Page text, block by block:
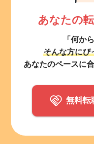
あなたの
「何か
そんな方にぴ
あなたのペースに
無料転